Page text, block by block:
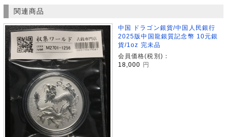
関連商品
中国 ドラゴン銀貨/中国人民銀行
2025版中国龍銀質記念幣 10元銀
貨/1oz 完未品
会員価格(税別)：
18,000
円